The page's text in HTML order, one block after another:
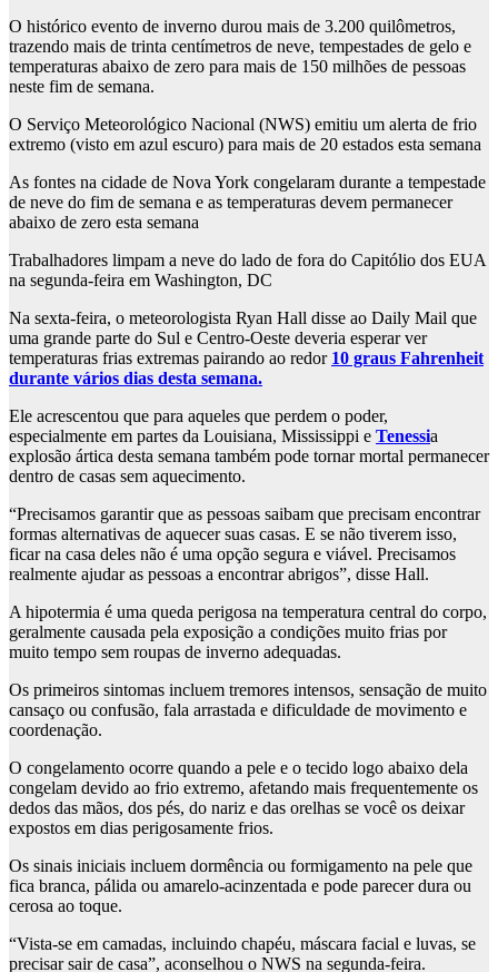
O histórico evento de inverno durou mais de 3.200 quilômetros,
trazendo mais de trinta centímetros de neve, tempestades de gelo e
temperaturas abaixo de zero para mais de 150 milhões de pessoas
neste fim de semana.
O Serviço Meteorológico Nacional (NWS) emitiu um alerta de frio
extremo (visto em azul escuro) para mais de 20 estados esta semana
As fontes na cidade de Nova York congelaram durante a tempestade
de neve do fim de semana e as temperaturas devem permanecer
abaixo de zero esta semana
Trabalhadores limpam a neve do lado de fora do Capitólio dos EUA
na segunda-feira em Washington, DC
Na sexta-feira, o meteorologista Ryan Hall disse ao Daily Mail que
uma grande parte do Sul e Centro-Oeste deveria esperar ver
temperaturas frias extremas pairando ao redor 10 graus Fahrenheit
durante vários dias desta semana.
Ele acrescentou que para aqueles que perdem o poder,
especialmente em partes da Louisiana, Mississippi e Tenessia
explosão ártica desta semana também pode tornar mortal permanecer
dentro de casas sem aquecimento.
“Precisamos garantir que as pessoas saibam que precisam encontrar
formas alternativas de aquecer suas casas. E se não tiverem isso,
ficar na casa deles não é uma opção segura e viável. Precisamos
realmente ajudar as pessoas a encontrar abrigos”, disse Hall.
A hipotermia é uma queda perigosa na temperatura central do corpo,
geralmente causada pela exposição a condições muito frias por
muito tempo sem roupas de inverno adequadas.
Os primeiros sintomas incluem tremores intensos, sensação de muito
cansaço ou confusão, fala arrastada e dificuldade de movimento e
coordenação.
O congelamento ocorre quando a pele e o tecido logo abaixo dela
congelam devido ao frio extremo, afetando mais frequentemente os
dedos das mãos, dos pés, do nariz e das orelhas se você os deixar
expostos em dias perigosamente frios.
Os sinais iniciais incluem dormência ou formigamento na pele que
fica branca, pálida ou amarelo-acinzentada e pode parecer dura ou
cerosa ao toque.
“Vista-se em camadas, incluindo chapéu, máscara facial e luvas, se
precisar sair de casa”, aconselhou o NWS na segunda-feira.